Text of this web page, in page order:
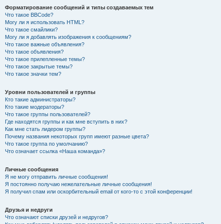
Форматирование сообщений и типы создаваемых тем
Что такое BBCode?
Могу ли я использовать HTML?
Что такое смайлики?
Могу ли я добавлять изображения к сообщениям?
Что такое важные объявления?
Что такое объявления?
Что такое прилепленные темы?
Что такое закрытые темы?
Что такое значки тем?
Уровни пользователей и группы
Кто такие администраторы?
Кто такие модераторы?
Что такое группы пользователей?
Где находятся группы и как мне вступить в них?
Как мне стать лидером группы?
Почему названия некоторых групп имеют разные цвета?
Что такое группа по умолчанию?
Что означает ссылка «Наша команда»?
Личные сообщения
Я не могу отправить личные сообщения!
Я постоянно получаю нежелательные личные сообщения!
Я получил спам или оскорбительный email от кого-то с этой конференции!
Друзья и недруги
Что означают списки друзей и недругов?